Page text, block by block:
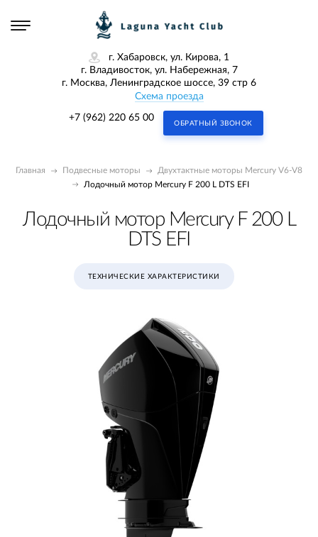
г. Хабаровск, ул. Кирова, 1
г. Владивосток, ул. Набережная, 7
г. Москва, Ленинградское шоссе, 39 стр 6
Схема проезда
+7 (962) 220 65 00
ОБРАТНЫЙ ЗВОНОК
Главная Подвесные моторы
Двухтактные моторы Mercury V6-V8
Лодочный мотор Mercury F 200 L DTS EFI
Лодочный мотор Mercury F 200 L
DTS EFI
ТЕХНИЧЕСКИЕ ХАРАКТЕРИСТИКИ